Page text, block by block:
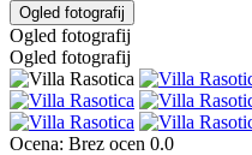
Ogled fotografij
Ogled fotografij
Ogled fotografij
Ocena: Brez ocen 0.0